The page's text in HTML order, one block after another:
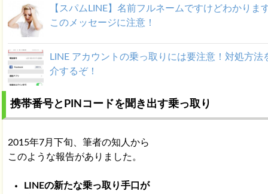
【スパムLINE】名前フルネームですけどわかりま
このメッセージに注意！
LINE アカウントの乗っ取りには要注意！対処方法
介するぞ！
LINE 94251や5389は登録してはいけないID！追加
とどうなる？
LINE アカウントが乗っ取られた時の対処法まとめ
携帯番号とPINコードを聞き出す乗っ取り
2015年7月下旬、筆者の知人から
このような報告がありました。
LINEの新たな乗っ取り手口が